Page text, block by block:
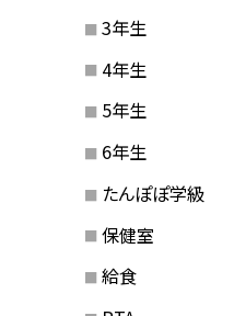
3年生
4年生
5年生
6年生
たんぽぽ学級
保健室
給食